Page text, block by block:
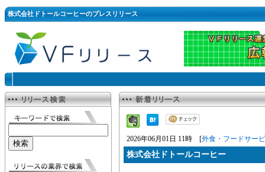
株式会社ドトールコーヒーのプレスリリース
2026年06月01日 11時 [外食・フードサー
株式会社ドトールコーヒー